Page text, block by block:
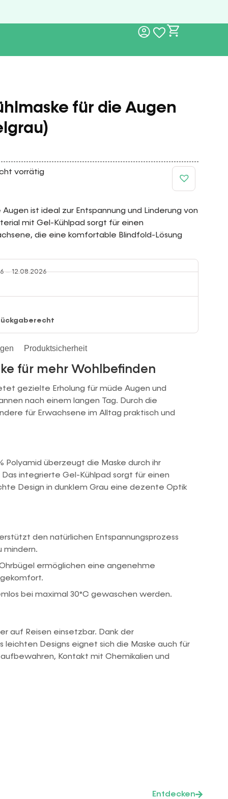
für die Augen
vorrätig
ist ideal zur Entspannung und Linderung von
mit Gel-Kühlpad sorgt für einen
die eine komfortable Blindfold-Lösung
– 12.08.2026
Produktsicherheit
für mehr Wohlbefinden
gezielte Erholung für müde Augen und
nach einem langen Tag. Durch die
für Erwachsene im Alltag praktisch und
Polyamid überzeugt die Maske durch ihr
integrierte Gel-Kühlpad sorgt für einen
Design in dunklem Grau eine dezente Optik
den natürlichen Entspannungsprozess
mindern.
ermöglichen eine angenehme
bei maximal 30°C gewaschen werden.
auf Reisen einsetzbar. Dank der
Designs eignet sich die Maske auch für
Kontakt mit Chemikalien und
Entdecken